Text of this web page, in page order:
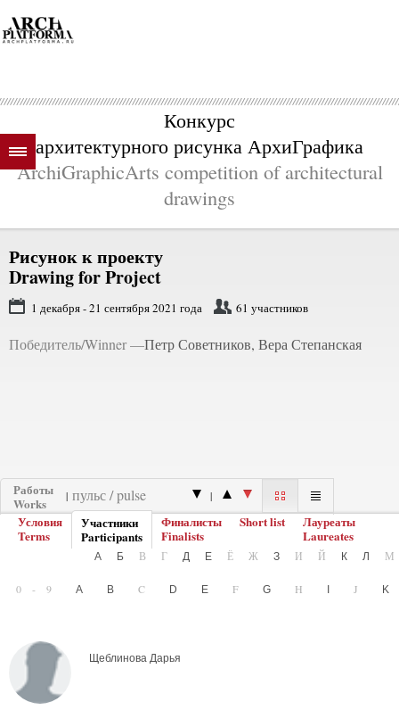
Конкурс
архитектурного рисунка АрхиГрафика
ArchiGraphicArts competition of architectural
drawings
Рисунок к проекту
Drawing for Project
1 декабря - 21 сентября 2021 года 61 участников
Победитель/Winner —Петр Советников, Вера Степанская
Работы
Works
| |
Условия
Terms
Участники
Participants
Финалисты
Finalists
Short list
Лауреаты
Laureates
А Б В Г Д Е Ё Ж З И Й К Л
0-9 A B C D E F G H J K
Щеблинова Дарья